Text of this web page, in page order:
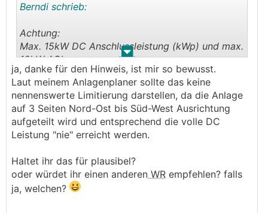
. .
Berndi schrieb:
Achtung:
Max. 15kW DC Anschlussleistung (kWp) und max.
10kW AC!
ja, danke für den Hinweis, ist mir so bewusst.
Laut meinem Anlagenplaner sollte das keine
nennenswerte Limitierung darstellen, da die Anlage
auf 3 Seiten Nord-Ost bis Süd-West Ausrichtung
aufgeteilt wird und entsprechend die volle DC
Leistung "nie" erreicht werden.
Haltet ihr das für plausibel?
oder würdet ihr einen anderen WR empfehlen? falls
ja, welchen?